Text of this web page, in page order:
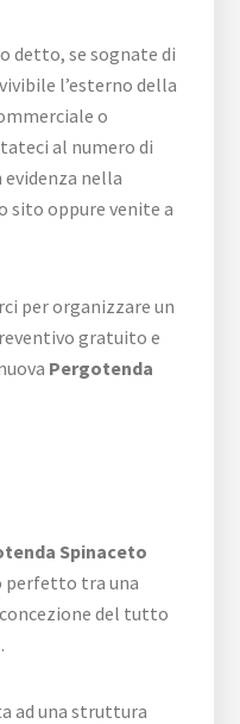
detto, se sognate di
l’esterno della
o
al numero di
nella
sito oppure venite a
per organizzare un
gratuito e
Pergotenda
Spinaceto
perfetto tra una
del tutto
ad una struttura